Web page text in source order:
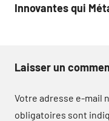
Innovantes qui
Laisser un
Votre adresse e-mail
obligatoires sont